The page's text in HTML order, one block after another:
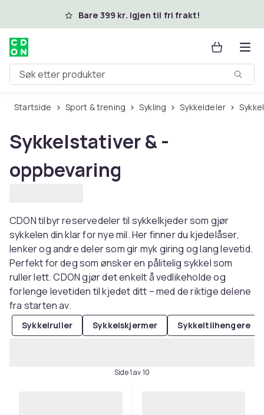
Hopp til hovedinnholdBare 399 kr. igjen til fri frakt!
Søk etter produkter
Startside Sport & trening Sykling Sykkeldeler
Sykkelstativer & -
oppbevaring
CDON tilbyr reservedeler til sykkelkjeder som gjør
sykkelen din klar for nye mil. Her finner du kjedelåser,
lenker og andre deler som gir myk giring og lang levetid.
Perfekt for deg som ønsker en pålitelig sykkel som
ruller lett. CDON gjør det enkelt å vedlikeholde og
forlenge levetiden til kjedet ditt – med de riktige delene
fra starten av.
Sykkelruller Sykkelskjermer Sykkeltilhengere
Side 1 av 10